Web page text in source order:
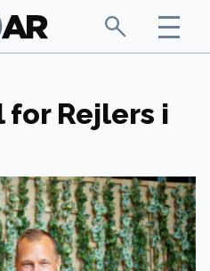
Rejlers i